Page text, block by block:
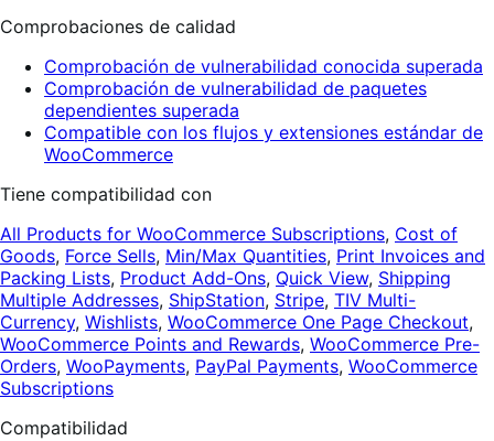
Comprobaciones de calidad
Comprobación de vulnerabilidad conocida superada
Comprobación de vulnerabilidad de paquetes
dependientes superada
Compatible con los flujos y extensiones estándar de
WooCommerce
Tiene compatibilidad con
All Products for WooCommerce Subscriptions, Cost of
Goods, Force Sells, Min/Max Quantities, Print Invoices and
Packing Lists, Product Add-Ons, Quick View, Shipping
Multiple Addresses, ShipStation, Stripe, TIV Multi-
Currency, Wishlists, WooCommerce One Page Checkout,
WooCommerce Points and Rewards, WooCommerce Pre-
Orders, WooPayments, PayPal Payments, WooCommerce
Subscriptions
Compatibilidad